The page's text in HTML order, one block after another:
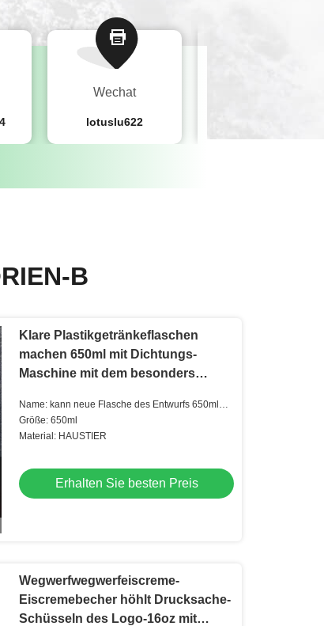
Wechat
lotuslu622
B
Klare Plastikgetränkeflaschen
machen 650ml mit Dichtungs-
Maschine mit dem besonders
Name: kann neue Flasche des Entwurfs 650ml
Getränkemit Dichtungsmaschine
Größe: 650ml
Material: HAUSTIER
Erhalten Sie besten Preis
Wegwerfwegwerfeiscreme-
Eiscremebecher höhlt Drucksache-
Schüsseln des Logo-16oz mit